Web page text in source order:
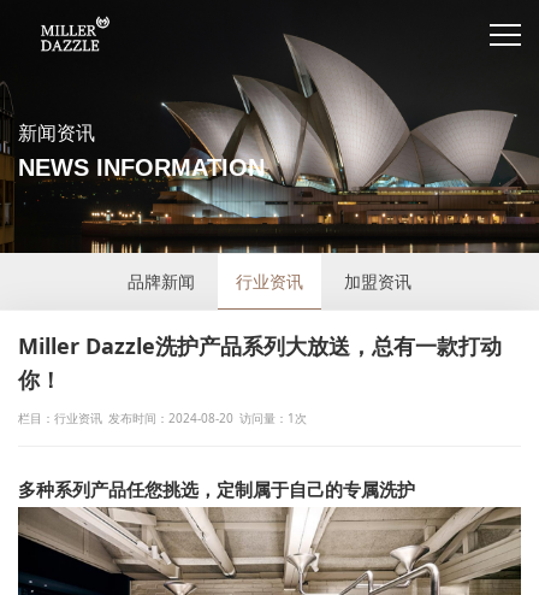
新闻资讯
NEWS INFORMATION
品牌新闻 行业资讯 加盟资讯
Miller Dazzle洗护产品系列大放送，总有一款打动
你！
栏目：行业资讯 发布时间：2024-08-20 访问量：1次
多种系列产品任您挑选，定制属于自己的专属洗护